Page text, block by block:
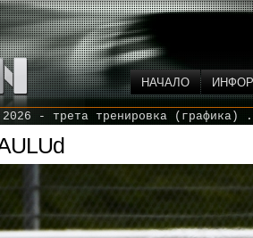
НАЧАЛО
2026 - трета тренировка